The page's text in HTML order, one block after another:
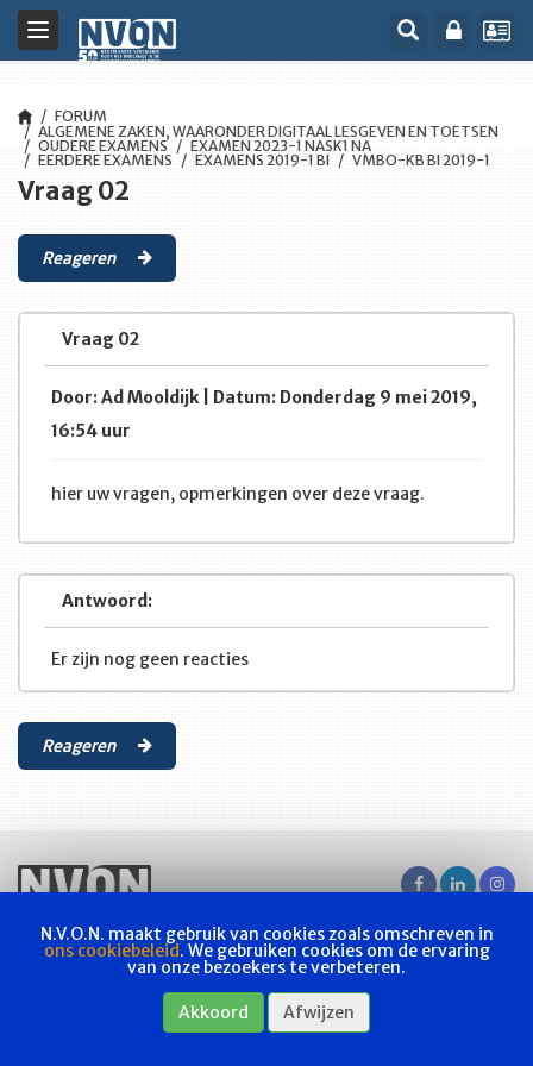
Toggle
navigation
FORUM
ALGEMENE ZAKEN, WAARONDER DIGITAAL LESGEVEN EN TOETSEN
OUDERE EXAMENS
EXAMEN 2023-1 NASK1 NA
EERDERE EXAMENS
EXAMENS 2019-1 BI VMBO-KB BI 2019-1
Vraag 02
Reageren
Vraag 02
Door: Ad Mooldijk | Datum: Donderdag 9 mei 2019,
16:54 uur
hier uw vragen, opmerkingen over deze vraag.
Antwoord:
Er zijn nog geen reacties
Reageren
Vakvereniging Actueel Les & examen Bladen Contact
N.V.O.N. maakt gebruik van cookies zoals omschreven in
ons cookiebeleid. We gebruiken cookies om de ervaring
van onze bezoekers te verbeteren.
Akkoord Afwijzen